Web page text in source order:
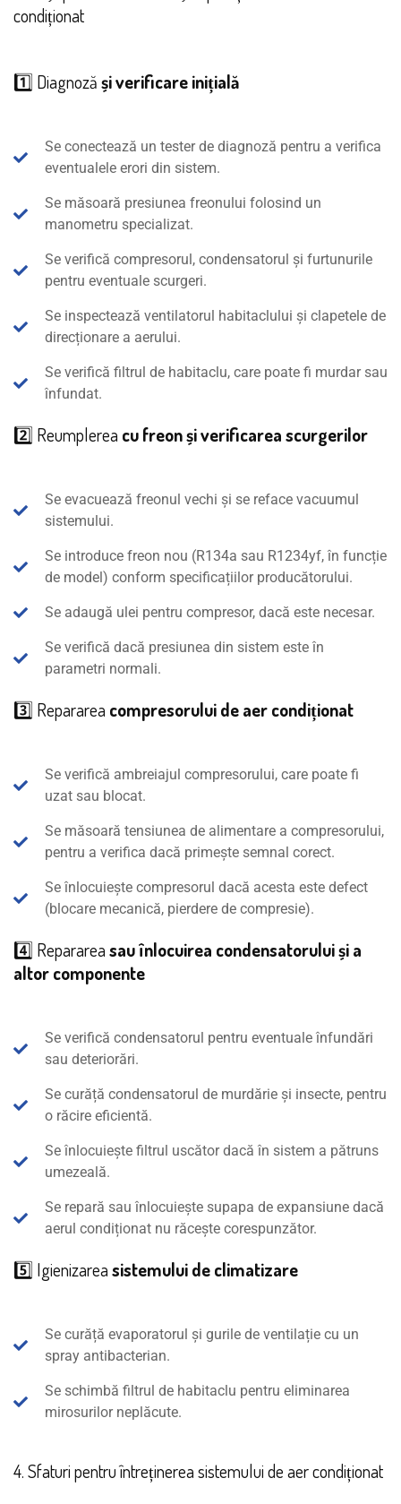
condiționat
1️⃣ Diagnozăși verificare inițială
Se conectează un tester de diagnoză pentru a verifica
eventualele erori din sistem.
Se măsoară presiunea freonului folosind un
manometru specializat.
Se verifică compresorul, condensatorul și furtunurile
pentru eventuale scurgeri.
Se inspectează ventilatorul habitaclului și clapetele de
direcționare a aerului.
Se verifică filtrul de habitaclu, care poate fi murdar sau
înfundat.
2️⃣ Reumplerea cu freon și verificarea scurgerilor
Se evacuează freonul vechi și se reface vacuumul
sistemului.
Se introduce freon nou (R134a sau R1234yf, în funcție
de model) conform specificațiilor producătorului.
Se adaugă ulei pentru compresor, dacă este necesar.
Se verifică dacă presiunea din sistem este în
parametri normali.
3️⃣ Repararea compresorului de aer condiționat
Se verifică ambreiajul compresorului, care poate fi
uzat sau blocat.
Se măsoară tensiunea de alimentare a compresorului,
pentru a verifica dacă primește semnal corect.
Se înlocuiește compresorul dacă acesta este defect
(blocare mecanică, pierdere de compresie).
4️⃣ Reparareasau înlocuirea condensatorului și a
altor componente
Se verifică condensatorul pentru eventuale înfundări
sau deteriorări.
Se curăță condensatorul de murdărie și insecte, pentru
o răcire eficientă.
Se înlocuiește filtrul uscător dacă în sistem a pătruns
umezeală.
Se repară sau înlocuiește supapa de expansiune dacă
aerul condiționat nu răcește corespunzător.
5️⃣ Igienizareasistemului de climatizare
Se curăță evaporatorul și gurile de ventilație cu un
spray antibacterian.
Se schimbă filtrul de habitaclu pentru eliminarea
mirosurilor neplăcute.
4. Sfaturi pentru întreținerea sistemului de aer condiționat